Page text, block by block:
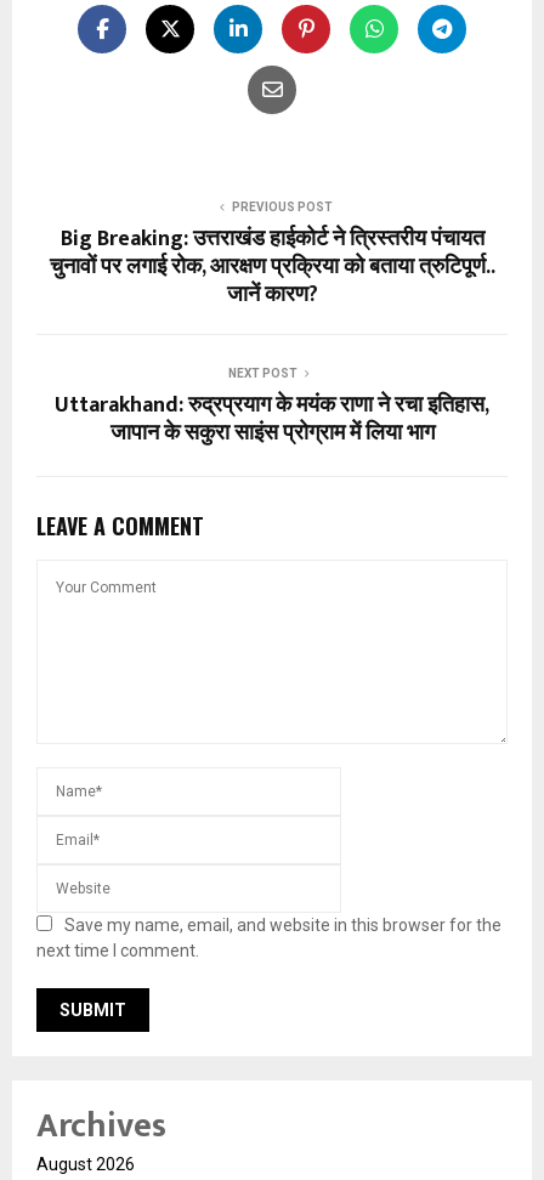
PREVIOUS POST
Big Breaking: उत्तराखंड हाईकोर्ट ने त्रिस्तरीय पंचायत
चुनावों पर लगाई रोक, आरक्षण प्रक्रिया को बताया त्रुटिपूर्ण..
जानें कारण?
NEXT POST
Uttarakhand: रुद्रप्रयाग के मयंक राणा ने रचा इतिहास,
जापान के सकुरा साइंस प्रोग्राम में लिया भाग
LEAVE A COMMENT
Save my name, email, and website in this browser for the
next time I comment.
Archives
August 2026